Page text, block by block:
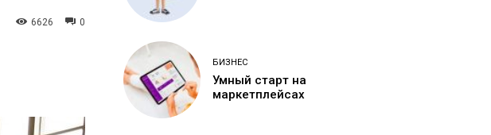
0
6626
БИЗНЕС
Умный старт на
маркетплейсах